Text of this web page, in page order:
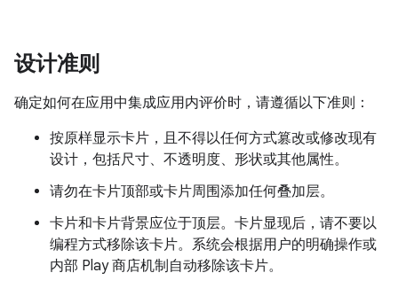
设计准则
确定如何在应用中集成应用内评价时，请遵循以下准则：
按原样显示卡片，且不得以任何方式篡改或修改现有
设计，包括尺寸、不透明度、形状或其他属性。
请勿在卡片顶部或卡片周围添加任何叠加层。
卡片和卡片背景应位于顶层。卡片显现后，请不要以
编程方式移除该卡片。系统会根据用户的明确操作或
内部 Play 商店机制自动移除该卡片。